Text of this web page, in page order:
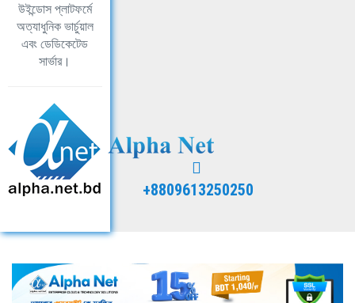
উইন্ডোস প্লাটফর্মে
অত্যাধুনিক ভার্চুয়াল
এবং ডেডিকেটেড
সার্ভার।
+8809613250250